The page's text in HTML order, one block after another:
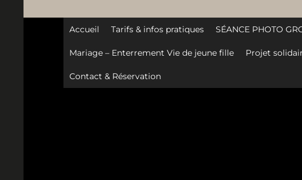
Accueil Tarifs & infos pratiques SÉANCE PHOTO
Mariage – Enterrement Vie de jeune fille Projet
Contact & Réservation